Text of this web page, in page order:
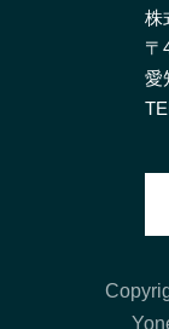
株
〒
愛